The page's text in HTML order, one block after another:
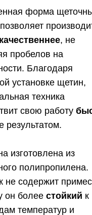
LOVOL
форма
качественнее, не
пробелов на
Благодаря
установке щетин,
техника
свою работу
результатом.
изготовлена из
полипропилена.
не содержит
он более стойкий к
температур и